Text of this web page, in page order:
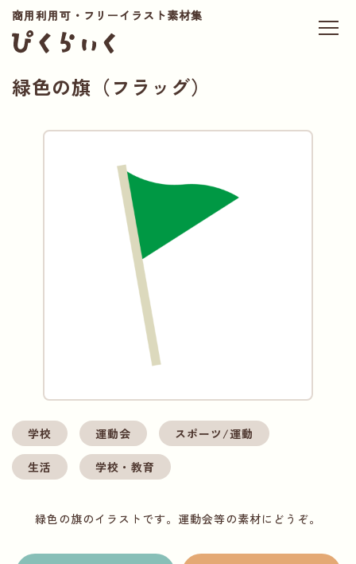
商用利用可・フリーイラスト素材集
緑色の旗（フラッグ）
学校 運動会 スポーツ/運動
生活 学校・教育
緑色の旗のイラストです。運動会等の素材にどうぞ。